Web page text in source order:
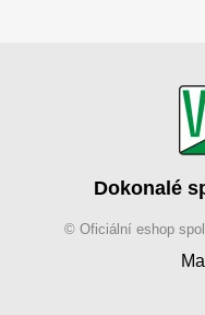
Dokonalé
© Oficiální eshop